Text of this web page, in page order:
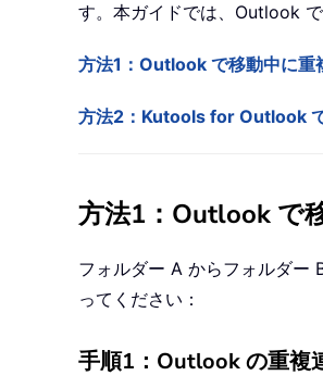
す。本ガイドでは、Outlook
方法1：Outlook で移動中に重
方法2：Kutools for Outlook
方法1：Outlook で
フォルダー A からフォルダー
ってください：
手順1：Outlook の重複